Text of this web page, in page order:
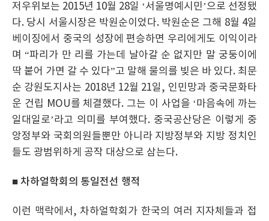
저우위보는 2015년 10월 28일 ‘서울명예시민’으로 선정됐
다. 당시 서울시장은 박원순이었다. 박원순은 그해 8월 4일
베이징에서 중국의 성장에 편승하면 우리에게도 이익이라
며 “파리가 만 리를 가는데 날아갈 순 없지만 말 궁둥이에
딱 붙어 가면 갈 수 있다”고 말해 물의를 빚은 바 있다. 최문
순 강원도지사는 2018년 12월 21일, 인민망과 중국문화타
운 건립 MOU를 체결했다. 그는 이 사업을 ‘마음속에 까는
일대일로’라고 의미를 부여했다. 중국공산당은 이렇게 중
앙정부와 국회의원들뿐만 아니라 지방정부와 지방 정치인
들도 광범위하게 공작 대상으로 삼는다.
■ 차하얼학회의 통일전선 행적
이런 맥락에서, 차하얼학회가 한국의 여러 지자체들과 접